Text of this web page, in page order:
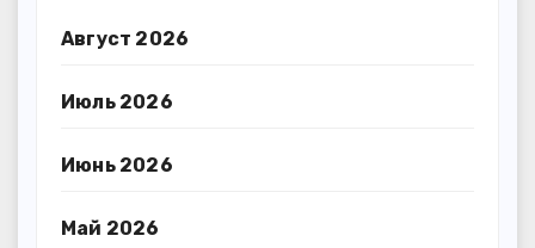
Август 2026
Июль 2026
Июнь 2026
Май 2026